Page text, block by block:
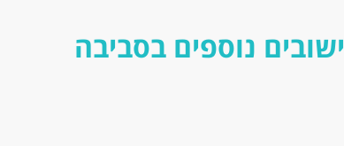
ישובים נוספים בסביבה